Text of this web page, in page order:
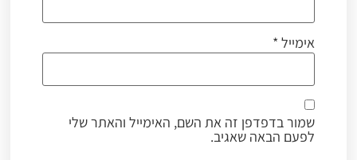
אימייל*
שמור בדפדפן זה את השם, האימייל והאתר שלי
לפעם הבאה שאגיב.